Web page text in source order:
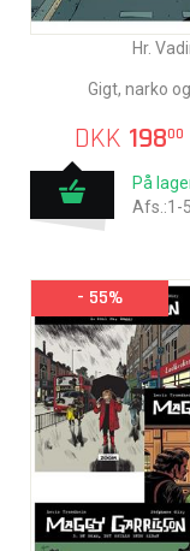
Hr.
Gigt, narko
DKK 19800
På
Afs.:1-
- 55%